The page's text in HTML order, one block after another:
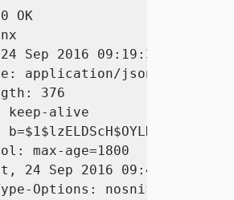
OK
Sep 2016 09:19:39 GMT
application/json;
376
keep-alive
max-age=1800
24 Sep 2016 09:41:38 GMT
Options: nosniff